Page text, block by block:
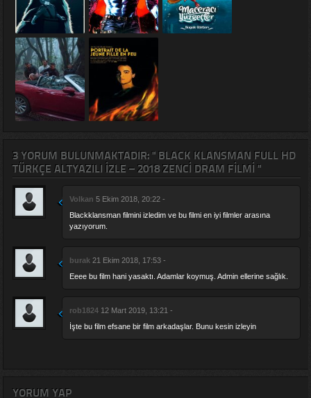
3 YORUM BULUNMAKTADIR: " BLACK KLANSMAN FULL HD
TÜRKÇE ALTYAZILI IZLE – 2018 ZENCI DRAM FILMI "
Volkan 5 Ekim 2018, 20:22 -
Blackklansman filmini izledim ve bu filmi en iyi filmler arasına
yazıyorum.
burak 21 Ekim 2018, 17:53 -
Eeee bu film hani yasaktı. Adamlar koymuş. Admin ellerine sağlık.
rob1824 12 Mart 2019, 13:21 -
İşte bu film efsane bir film arkadaşlar. Bunu kesin izleyin
YORUM YAP